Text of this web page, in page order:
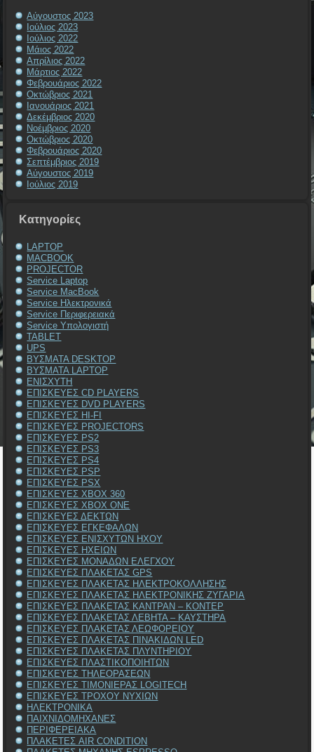
Αύγουστος 2023
Ιούλιος 2023
Ιούλιος 2022
Μάιος 2022
Απρίλιος 2022
Μάρτιος 2022
Φεβρουάριος 2022
Οκτώβριος 2021
Ιανουάριος 2021
Δεκέμβριος 2020
Νοέμβριος 2020
Οκτώβριος 2020
Φεβρουάριος 2020
Σεπτέμβριος 2019
Αύγουστος 2019
Ιούλιος 2019
Kατηγορίες
LAPTOP
MACBOOK
PROJECTOR
Service Laptop
Service MacBook
Service Ηλεκτρονικά
Service Περιφερειακά
Service Υπολογιστή
TABLET
UPS
ΒΥΣΜΑΤΑ DESKTOP
ΒΥΣΜΑΤΑ LAPTOP
ΕΝΙΣΧΥΤΗ
ΕΠΙΣΚΕΥΕΣ CD PLAYERS
ΕΠΙΣΚΕΥΕΣ DVD PLAYERS
ΕΠΙΣΚΕΥΕΣ HI-FI
ΕΠΙΣΚΕΥΕΣ PROJECTORS
ΕΠΙΣΚΕΥΕΣ PS2
ΕΠΙΣΚΕΥΕΣ PS3
ΕΠΙΣΚΕΥΕΣ PS4
ΕΠΙΣΚΕΥΕΣ PSP
ΕΠΙΣΚΕΥΕΣ PSX
ΕΠΙΣΚΕΥΕΣ XBOX 360
ΕΠΙΣΚΕΥΕΣ XBOX ONE
ΕΠΙΣΚΕΥΕΣ ΔΕΚΤΩΝ
ΕΠΙΣΚΕΥΕΣ ΕΓΚΕΦΑΛΩΝ
ΕΠΙΣΚΕΥΕΣ ΕΝΙΣΧΥΤΩΝ ΗΧΟΥ
ΕΠΙΣΚΕΥΕΣ ΗΧΕΙΩΝ
ΕΠΙΣΚΕΥΕΣ ΜΟΝΑΔΩΝ ΕΛΕΓΧΟΥ
ΕΠΙΣΚΕΥΕΣ ΠΛΑΚΕΤΑΣ GPS
ΕΠΙΣΚΕΥΕΣ ΠΛΑΚΕΤΑΣ ΗΛΕΚΤΡΟΚΟΛΛΗΣΗΣ
ΕΠΙΣΚΕΥΕΣ ΠΛΑΚΕΤΑΣ ΗΛΕΚΤΡΟΝΙΚΗΣ ΖΥΓΑΡΙΑ
ΕΠΙΣΚΕΥΕΣ ΠΛΑΚΕΤΑΣ ΚΑΝΤΡΑΝ – ΚΟΝΤΕΡ
ΕΠΙΣΚΕΥΕΣ ΠΛΑΚΕΤΑΣ ΛΕΒΗΤΑ – ΚΑΥΣΤΗΡΑ
ΕΠΙΣΚΕΥΕΣ ΠΛΑΚΕΤΑΣ ΛΕΩΦΟΡΕΙΟΥ
ΕΠΙΣΚΕΥΕΣ ΠΛΑΚΕΤΑΣ ΠΙΝΑΚΙΔΩΝ LED
ΕΠΙΣΚΕΥΕΣ ΠΛΑΚΕΤΑΣ ΠΛΥΝΤΗΡΙΟΥ
ΕΠΙΣΚΕΥΕΣ ΠΛΑΣΤΙΚΟΠΟΙΗΤΩΝ
ΕΠΙΣΚΕΥΕΣ ΤΗΛΕΟΡΑΣΕΩΝ
ΕΠΙΣΚΕΥΕΣ ΤΙΜΟΝΙΕΡΑΣ LOGITECH
ΕΠΙΣΚΕΥΕΣ ΤΡΟΧΟΥ ΝΥΧΙΩΝ
ΗΛΕΚΤΡΟΝΙΚΑ
ΠΑΙΧΝΙΔΟΜΗΧΑΝΕΣ
ΠΕΡΙΦΕΡΕΙΑΚΑ
ΠΛΑΚΕΤΕΣ AIR CONDITION